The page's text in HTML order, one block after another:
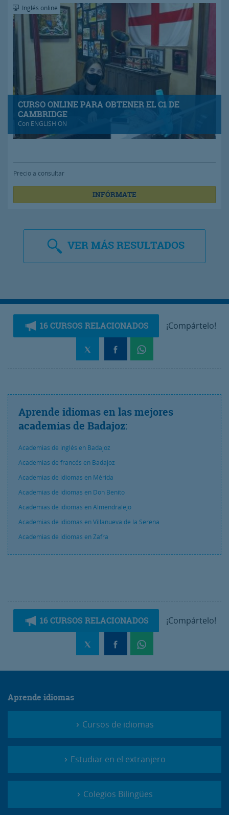
CURSO ONLINE PARA OBTENER EL C1 DE
CAMBRIDGE
Con ENGLISH ON
Inglés online
Precio a consultar
INFÓRMATE
VERMÁS RESULTADOS
16 CURSOS RELACIONADOS ¡Compártelo!
Aprende idiomas en las mejores
academias de Badajoz:
Academias de inglés en Badajoz
Academias de francés en Badajoz
Academias de idiomas en Mérida
Academias de idiomas en Don Benito
Academias de idiomas en Almendralejo
Academias de idiomas en Villanueva de la Serena
Academias de idiomas en Zafra
16 CURSOS RELACIONADOS ¡Compártelo!
Aprende idiomas
Cursos de idiomas
Estudiar en el extranjero
Colegios Bilingües